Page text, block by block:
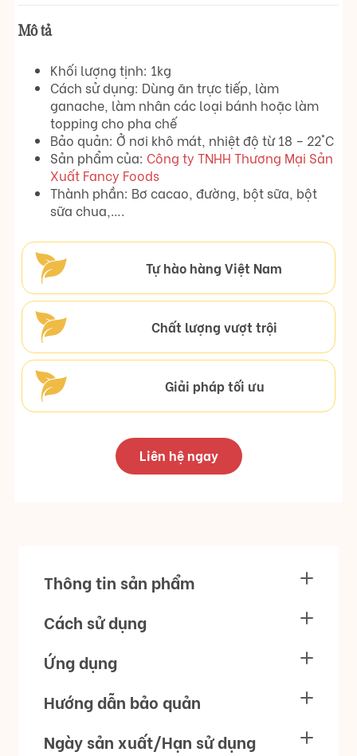
Mô tả
Khối lượng tịnh: 1kg
Cách sử dụng: Dùng ăn trực tiếp, làm
ganache, làm nhân các loại bánh hoặc làm
topping cho pha chế
Bảo quản: Ở nơi khô mát, nhiệt độ từ 18 – 22°C
Sản phẩm của: Công ty TNHH Thương Mại Sản
Xuất Fancy Foods
Thành phần: Bơ cacao, đường, bột sữa, bột
sữa chua,….
Tự hào hàng Việt Nam
Chất lượng vượt trội
Giải pháp tối ưu
Liên hệ ngay
Thông tin sản phẩm
Cách sử dụng
Ứng dụng
Hướng dẫn bảo quản
Ngày sản xuất/Hạn sử dụng